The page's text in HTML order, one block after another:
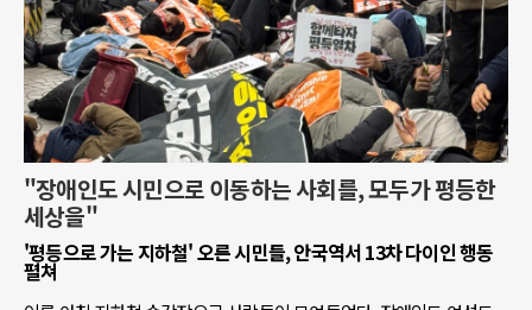
"장애인도 시민으로 이동하는 사회를, 모두가 평등한
세상을"
'평등으로 가는 지하철' 오른 시민들, 안국역서 13차 다이인 행동
펼쳐